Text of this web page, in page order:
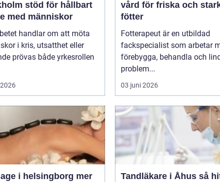
för hållbart
med människor
handlar om att möta
i kris, utsatthet eller
prövas både yrkesrollen
vård för friska och
fötter
Fotterapeut är en utbildad
fackspecialist som arbetar
förebygga, behandla och
problem...
03 juni 2026
i helsingborg mer
Tandläkare i Åhus så hittar